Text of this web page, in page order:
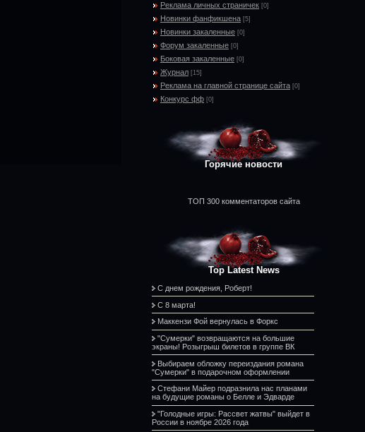
Реклама личных страничек [0]
Новинки фанфикшена [5]
Новинки закаленные [0]
Форум закаленные [0]
Боковая закаленные [0]
Журнал [15]
Реклама на главной странице сайта [0]
Конкурс фф [0]
Горячие новости
ТОП 300 комментаторов сайта
Top Latest News
С днем рождения, Роберт!
С 8 марта!
Маккензи Фой вернулась в Форкс
"Сумерки" возвращаются на большие
экраны! Розыгрыш билетов в группе ВК
Выбираем обложку переиздания романа
"Сумерки" в подарочном оформлении
Стефани Майер подразнила нас планами
на будущие романы о Белле и Эдварде
"Голодные игры: Рассвет жатвы" выйдет в
России в ноябре 2026 года